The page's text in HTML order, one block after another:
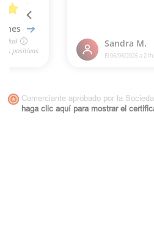
Comerciante aprobado por la
haga clic aquí para mostrar el